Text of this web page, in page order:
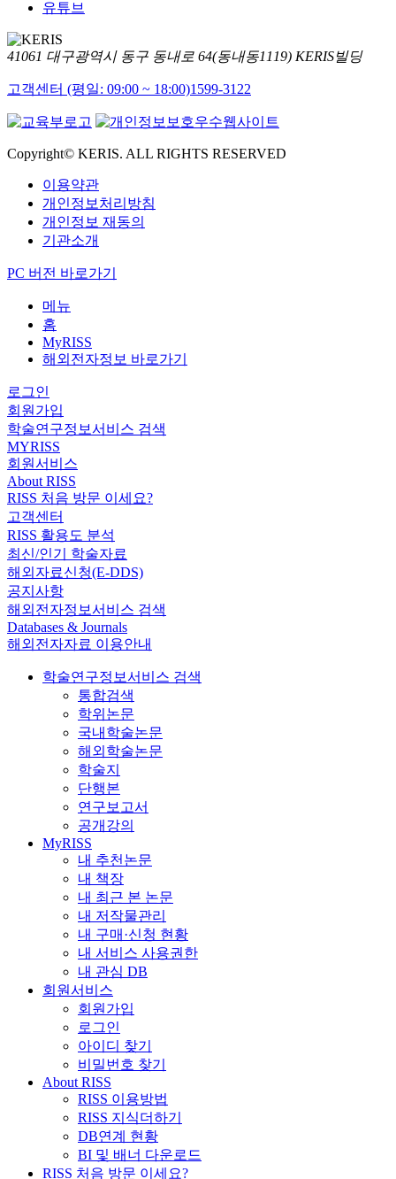
유튜브
41061 대구광역시 동구 동내로 64(동내동1119) KERIS빌딩
고객센터 (평일: 09:00 ~ 18:00)1599-3122
Copyright© KERIS. ALL RIGHTS RESERVED
이용약관
개인정보처리방침
개인정보 재동의
기관소개
PC 버전 바로가기
메뉴
홈
MyRISS
해외전자정보 바로가기
로그인
회원가입
학술연구정보서비스 검색
MYRISS
회원서비스
About RISS
RISS 처음 방문 이세요?
고객센터
RISS 활용도 분석
최신/인기 학술자료
해외자료신청(E-DDS)
공지사항
해외전자정보서비스 검색
Databases & Journals
해외전자자료 이용안내
학술연구정보서비스 검색
통합검색
학위논문
국내학술논문
해외학술논문
학술지
단행본
연구보고서
공개강의
MyRISS
내 추천논문
내 책장
내 최근 본 논문
내 저작물관리
내 구매·신청 현황
내 서비스 사용권한
내 관심 DB
회원서비스
회원가입
로그인
아이디 찾기
비밀번호 찾기
About RISS
RISS 이용방법
RISS 지식더하기
DB연계 현황
BI 및 배너 다운로드
RISS 처음 방문 이세요?